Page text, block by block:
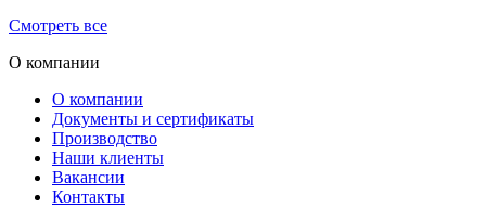
Смотреть все
О компании
О компании
Документы и сертификаты
Производство
Наши клиенты
Вакансии
Контакты